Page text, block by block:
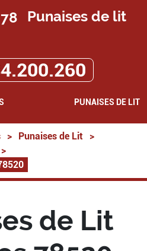
Punaises de lit
PUNAISES DE LIT
> Punaises de Lit
>
>
de Lit